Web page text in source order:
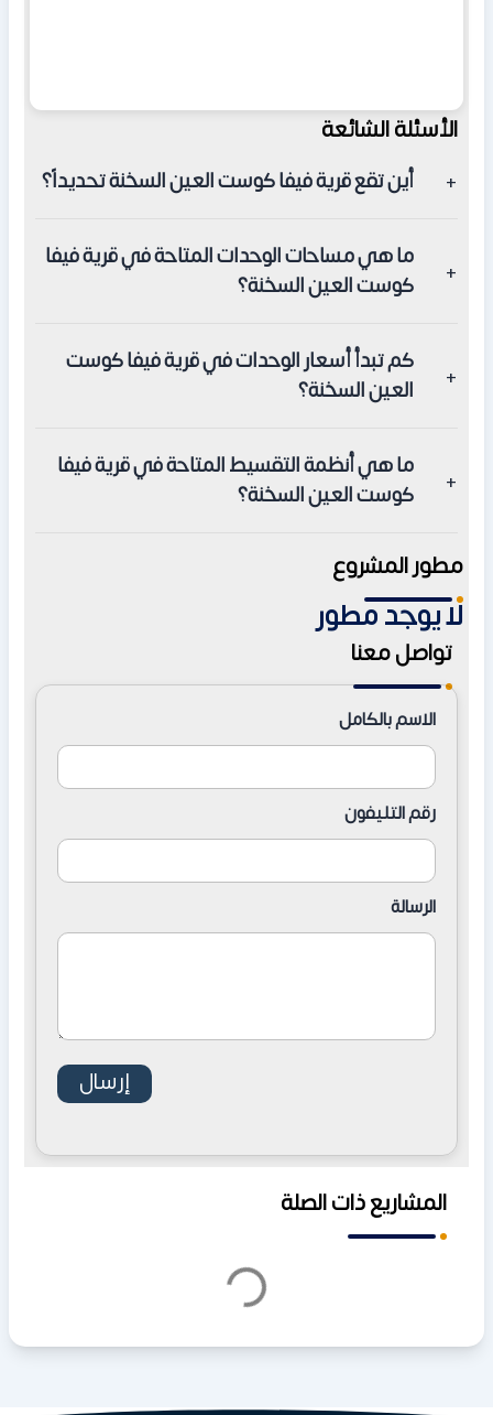
الأسئلة الشائعة
أين تقع قرية فيفا كوست العين السخنة تحديداً؟
السريع في الكيلو 50 وتفصلها دقائق معدودة عن منتجع بورتو
السخنة ومارينا الجلالة.
ما هي مساحات الوحدات المتاحة في قرية فيفا
كوست العين السخنة؟
تبدأ مساحات الشاليهات والوحدات الفندقية الفاخرة داخل قرية
فيفا كوست العين السخنة من 115 متراً مربعاً وتضم غرفتين نوم
وحمامين بتصميم إيطالي.
كم تبدأ أسعار الوحدات في قرية فيفا كوست
العين السخنة؟
تبدأ أسعار الشاليهات والوحدات السياحية في قرية فيفا كوست
العين السخنة من سعر افتتاحي يبلغ 4,300,000 جنيه مصري.
ما هي أنظمة التقسيط المتاحة في قرية فيفا
كوست العين السخنة؟
تتيح قرية فيفا كوست العين السخنة خطط سداد ميسرة تبدأ
بأقساط متساوية وبدون فوائد.
مطور المشروع
لا يوجد مطور
تواصل معنا
الاسم بالكامل
رقم التليفون
الرسالة
المشاريع ذات الصلة